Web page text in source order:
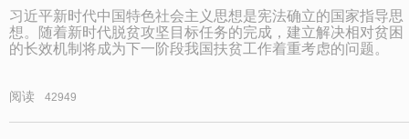
习近平新时代中国特色社会主义思想是宪法确立的国家指导思
想。随着新时代脱贫攻坚目标任务的完成，建立解决相对贫困
的长效机制将成为下一阶段我国扶贫工作着重考虑的问题。
阅读 42949